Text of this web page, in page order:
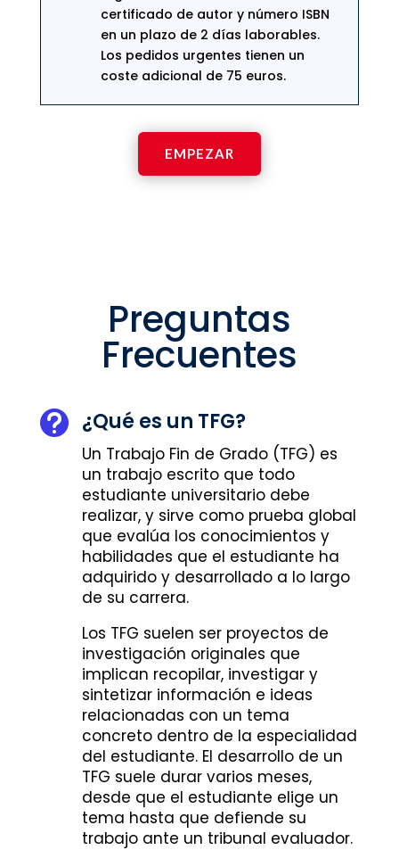
certificado de autor y número ISBN
en un plazo de 2 días laborables.
Los pedidos urgentes tienen un
coste adicional de 75 euros.
EMPEZAR
Preguntas
Frecuentes
 ¿Qué es un TFG?
Un Trabajo Fin de Grado (TFG) es
un trabajo escrito que todo
estudiante universitario debe
realizar, y sirve como prueba global
que evalúa los conocimientos y
habilidades que el estudiante ha
adquirido y desarrollado a lo largo
de su carrera.
Los TFG suelen ser proyectos de
investigación originales que
implican recopilar, investigar y
sintetizar información e ideas
relacionadas con un tema
concreto dentro de la especialidad
del estudiante. El desarrollo de un
TFG suele durar varios meses,
desde que el estudiante elige un
tema hasta que defiende su
trabajo ante un tribunal evaluador.